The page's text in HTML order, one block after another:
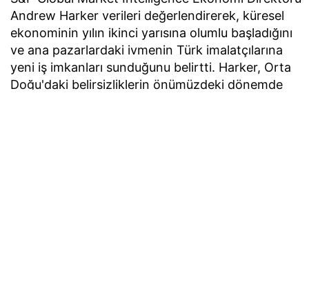
Andrew Harker verileri değerlendirerek, küresel
ekonominin yılın ikinci yarısına olumlu başladığını
ve ana pazarlardaki ivmenin Türk imalatçılarına
yeni iş imkanları sunduğunu belirtti. Harker, Orta
Doğu'daki belirsizliklerin önümüzdeki dönemde